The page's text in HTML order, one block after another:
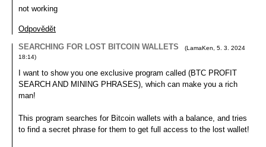
not working
Odpovědět
SEARCHING FOR LOST BITCOIN WALLETS
(LamaKen
5. 3. 2024
18:14)
I want to show you one exclusive program called (BTC PROFIT
SEARCH AND MINING PHRASES), which can make you a rich
man!
This program searches for Bitcoin wallets with a balance, and tries
to find a secret phrase for them to get full access to the lost wallet!